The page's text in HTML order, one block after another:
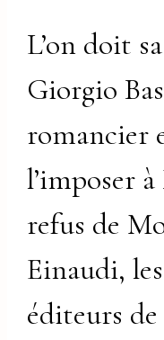
L’on doit
Giorgio
romancier
l’imposer
refus de
Einaudi,
éditeurs de